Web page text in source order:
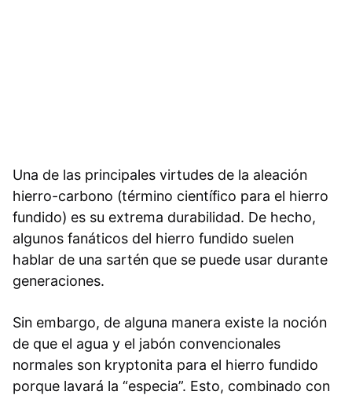
Una de las principales virtudes de la aleación
hierro-carbono (término científico para el hierro
fundido) es su extrema durabilidad. De hecho,
algunos fanáticos del hierro fundido suelen
hablar de una sartén que se puede usar durante
generaciones.
Sin embargo, de alguna manera existe la noción
de que el agua y el jabón convencionales
normales son kryptonita para el hierro fundido
porque lavará la “especia”. Esto, combinado con